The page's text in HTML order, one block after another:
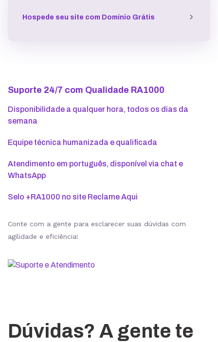
Hospede seu site com Domínio Grátis
Suporte 24/7 com Qualidade RA1000
Disponibilidade a qualquer hora, todos os dias da
semana
Equipe técnica humanizada e qualificada
Atendimento em português, disponível via chat e
WhatsApp
Selo +RA1000 no site Reclame Aqui
Conte com a gente para esclarecer suas dúvidas com
agilidade e eficiência!
Dúvidas? A gente te